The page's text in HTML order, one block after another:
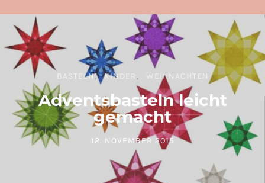
BASTELN KINDER WEIHNACHTEN
Adventsbasteln leicht
gemacht
POSTED ON
12. NOVEMBER 2015